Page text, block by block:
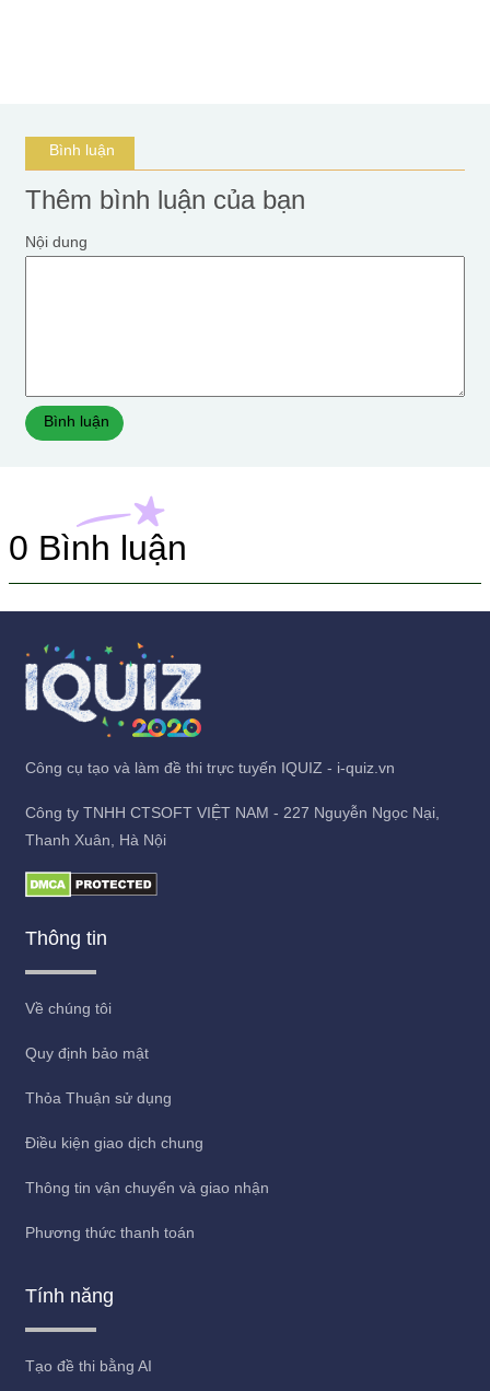
Bình luận
Thêm bình luận của bạn
Nội dung
Bình luận
0 Bình luận
Công cụ tạo và làm đề thi trực tuyến IQUIZ - i-quiz.vn
Công ty TNHH CTSOFT VIỆT NAM - 227 Nguyễn Ngọc Nại,
Thanh Xuân, Hà Nội
Thông tin
Về chúng tôi
Quy định bảo mật
Thỏa Thuận sử dụng
Điều kiện giao dịch chung
Thông tin vận chuyển và giao nhận
Phương thức thanh toán
Tính năng
Tạo đề thi bằng AI